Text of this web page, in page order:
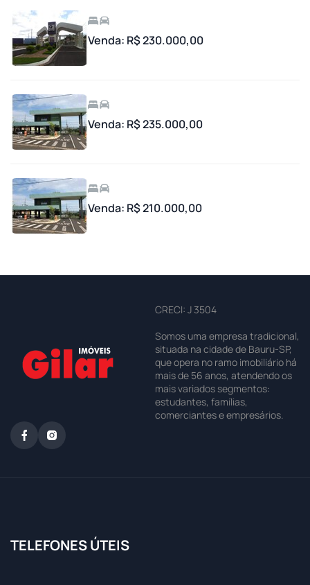
Venda: R$ 230.000,00
Venda: R$ 235.000,00
Venda: R$ 210.000,00
CRECI: J 3504
Somos uma empresa tradicional,
situada na cidade de Bauru-SP,
que opera no ramo imobiliário há
mais de 56 anos, atendendo os
mais variados segmentos:
estudantes, famílias,
comerciantes e empresários.
TELEFONES ÚTEIS